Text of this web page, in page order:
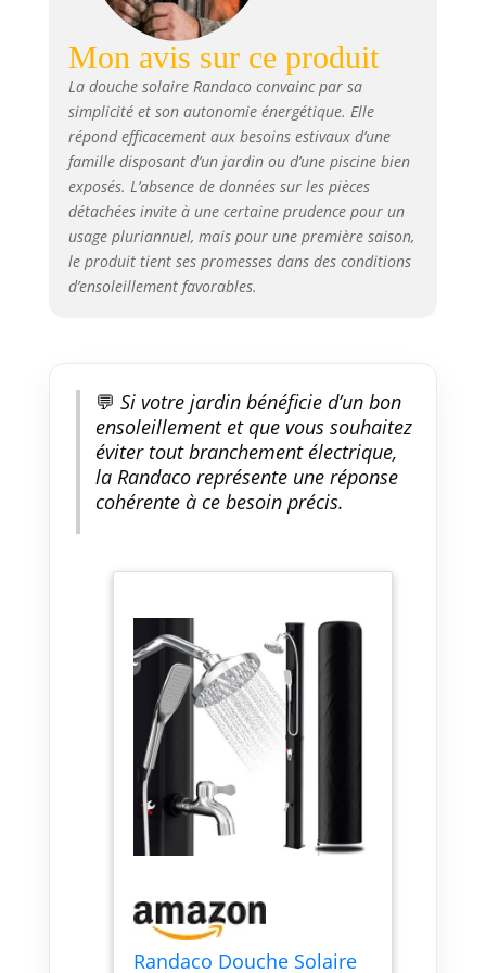
facilement après avoir lu le
manuel d'instructions. Après
une chaude journée d'été, la
douche peut être pliée pour le
rangement, de sorte qu'elle
peut être facilement démontée
et transportée. 🏊【UTILISATION
FLEXIBLE】Le design conceptuel
de 220 cm convient à tous les
types de corps, et la pomme de
douche réglable de manière
flexible à 360° et le robinet de
pied sont d'autres points forts
d'énergie externe ni d'électricité
pour le chauffage de l'eau, ce
qui est très sain pour
l'environnement et la famille et
est idéale pour les jardins, les
terrasses, les piscines et même
Mon avis sur ce produit
La douche solaire Randaco convainc par sa
simplicité et son autonomie énergétique. Elle
répond efficacement aux besoins estivaux d’une
famille disposant d’un jardin ou d’une piscine bien
exposés. L’absence de données sur les pièces
détachées invite à une certaine prudence pour un
usage pluriannuel, mais pour une première saison,
le produit tient ses promesses dans des conditions
d’ensoleillement favorables.
💬 Si votre jardin bénéficie d’un bon
ensoleillement et que vous souhaitez
éviter tout branchement électrique,
la Randaco représente une réponse
cohérente à ce besoin précis.
Randaco Douche Solaire